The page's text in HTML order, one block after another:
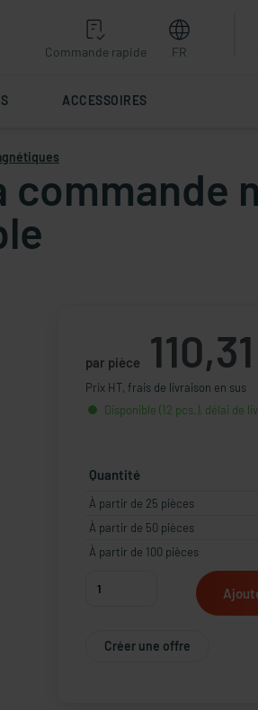
Commande rapide FR
ACCESSOIRES
commande
par pièce
Prix HT, frais de livraison en sus
Disponible (12 pcs.), délai de
Quantité
À partir de 25 pièces
À partir de 50 pièces
À partir de 100 pièces
Créer une offre